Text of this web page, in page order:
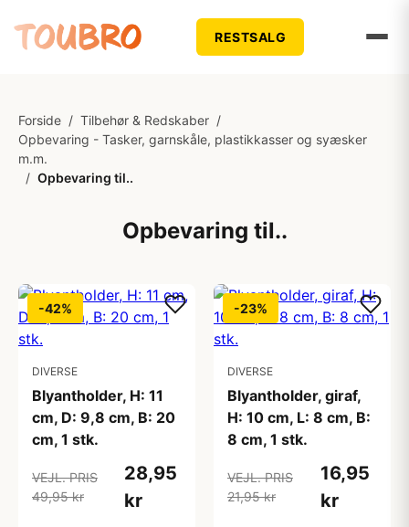
RESTSALG
Forside / Tilbehør & Redskaber /
Opbevaring - Tasker, garnskåle, plastikkasser og syæsker
m.m.
/ Opbevaring til..
Opbevaring til..
-42%
DIVERSE
Blyantholder, H: 11
cm, D: 9,8 cm, B: 20
cm, 1 stk.
VEJL. PRIS
49,95 kr
28,95
kr
-23%
DIVERSE
Blyantholder, giraf,
H: 10 cm, L: 8 cm, B:
8 cm, 1 stk.
VEJL. PRIS
21,95 kr
16,95
kr